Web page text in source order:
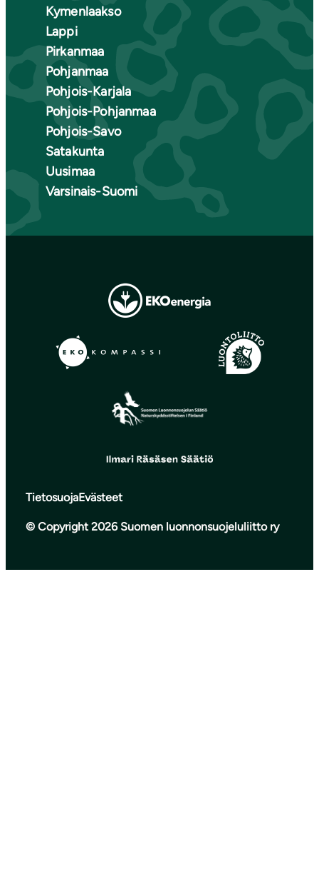
Kymenlaakso
Lappi
Pirkanmaa
Pohjanmaa
Pohjois-Karjala
Pohjois-Pohjanmaa
Pohjois-Savo
Satakunta
Uusimaa
Varsinais-Suomi
TietosuojaEvästeet
© Copyright 2026 Suomen luonnonsuojeluliitto ry